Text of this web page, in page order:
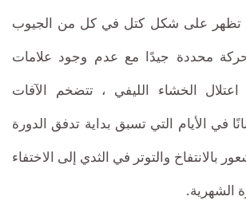
ما تظهر على شكل كتل في كل من الجيوب
محددة جيدًا مع عدم وجود علامات
الخشاء الليفي ، تتضخم الآفات
في الأيام التي تسبق بداية تدفق الدورة
بالانتفاخ والتوتر في الثدي إلى الاختفاء
الشهرية.